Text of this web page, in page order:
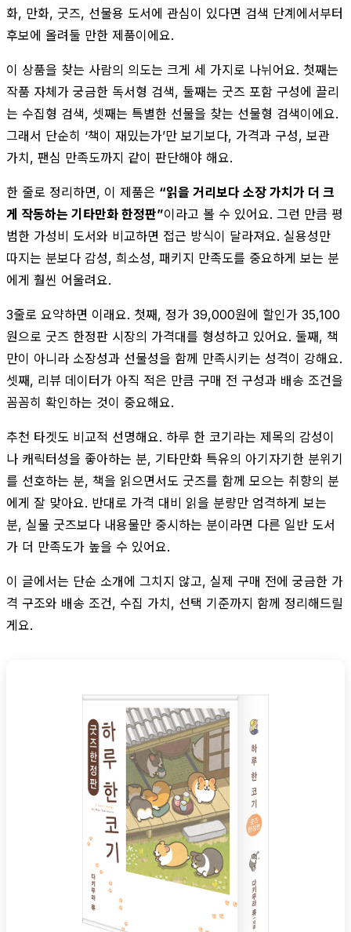
화, 만화, 굿즈, 선물용 도서에 관심이 있다면 검색 단계에서부터
후보에 올려둘 만한 제품이에요.
이 상품을 찾는 사람의 의도는 크게 세 가지로 나뉘어요. 첫째는
작품 자체가 궁금한 독서형 검색, 둘째는 굿즈 포함 구성에 끌리
는 수집형 검색, 셋째는 특별한 선물을 찾는 선물형 검색이에요.
그래서 단순히 ‘책이 재밌는가’만 보기보다, 가격과 구성, 보관
가치, 팬심 만족도까지 같이 판단해야 해요.
한 줄로 정리하면, 이 제품은 “읽을 거리보다 소장 가치가 더 크
게 작동하는 기타만화 한정판”이라고 볼 수 있어요. 그런 만큼 평
범한 가성비 도서와 비교하면 접근 방식이 달라져요. 실용성만
따지는 분보다 감성, 희소성, 패키지 만족도를 중요하게 보는 분
에게 훨씬 어울려요.
3줄로 요약하면 이래요. 첫째, 정가 39,000원에 할인가 35,100
원으로 굿즈 한정판 시장의 가격대를 형성하고 있어요. 둘째, 책
만이 아니라 소장성과 선물성을 함께 만족시키는 성격이 강해요.
셋째, 리뷰 데이터가 아직 적은 만큼 구매 전 구성과 배송 조건을
꼼꼼히 확인하는 것이 중요해요.
추천 타겟도 비교적 선명해요. 하루 한 코기라는 제목의 감성이
나 캐릭터성을 좋아하는 분, 기타만화 특유의 아기자기한 분위기
를 선호하는 분, 책을 읽으면서도 굿즈를 함께 모으는 취향의 분
에게 잘 맞아요. 반대로 가격 대비 읽을 분량만 엄격하게 보는
분, 실물 굿즈보다 내용물만 중시하는 분이라면 다른 일반 도서
가 더 만족도가 높을 수 있어요.
이 글에서는 단순 소개에 그치지 않고, 실제 구매 전에 궁금한 가
격 구조와 배송 조건, 수집 가치, 선택 기준까지 함께 정리해드릴
게요.